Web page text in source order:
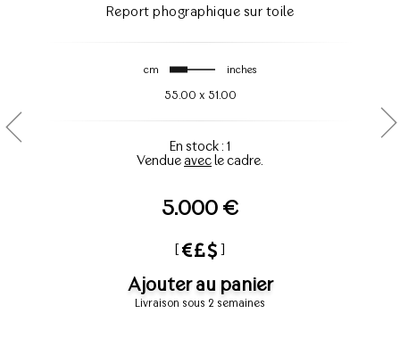
Report phographique sur toile
cm inches
55.00 x 51.00
En stock : 1
Vendueavecle cadre.
5.000 €
[ ]
Ajouter au panier
Livraison sous 2 semaines